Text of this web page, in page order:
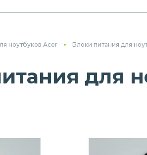
ноутбуков Acer Блоки питания для
для